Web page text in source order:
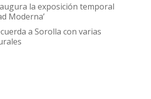
la exposición temporal
Moderna’
a Sorolla con varias